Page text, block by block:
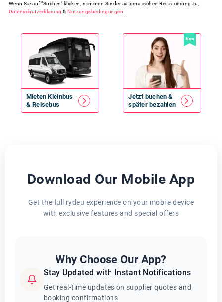
Wenn Sie auf "Suchen" klicken, stimmen Sie der automatischen Registrierung zu,
Datenschutzerklärung &Nutzungsbedingungen
Mieten Kleinbus
& Reisebus
New
Jetzt buchen &
später bezahlen
Download Our Mobile App
Get the full rydeu experience on your mobile device
with exclusive features and special offers
Why Choose Our App?
Stay Updated with Instant Notifications
Get real-time updates on supplier quotes and
booking confirmations